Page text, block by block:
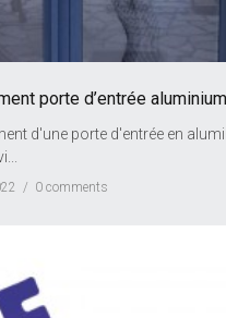
porte d’entrée aluminium
d'une porte d'entrée en
/ 0 comments